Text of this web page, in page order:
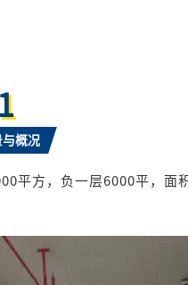
与概况
平方，负一层6000平，面